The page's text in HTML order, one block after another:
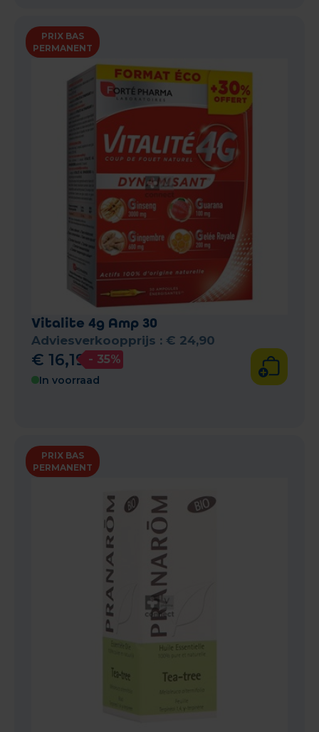
PRIX BAS
PERMANENT
Vitalite 4g Amp 30
Adviesverkoopprijs : € 24,90
€ 16,19 - 35%
In voorraad
PRIX BAS
PERMANENT